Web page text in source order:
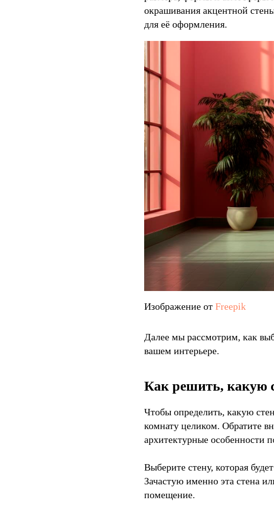
окрашивания акцентной
для её оформления.
Изображение от Freepik
Далее мы рассмотрим, как
вашем интерьере.
Как решить, какую
Чтобы определить, какую
комнату целиком. Обратите
архитектурные особенности
Выберите стену, которая
Зачастую именно эта стена
помещение.